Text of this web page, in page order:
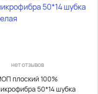
нет отзывов
плоский 100%
50*14 шубка